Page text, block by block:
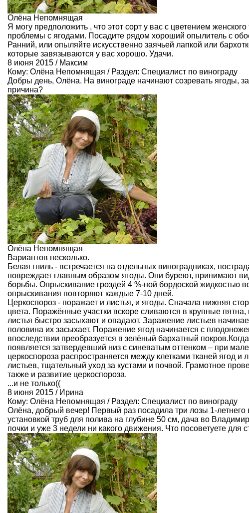
Олёна Непомнящая
Я могу предположить , что этот сорт у вас с цветением
проблемы с ягодами. Посадите рядом хороший опылитель с
Ранний, или опыляйте искусственно заячьей лапкой или
которые завязываются у вас хорошо. Удачи.
8 июня 2015 / Максим
Кому: Олёна Непомнящая / Раздел: Специалист по винограду
Добры день, Олёна. На винограде начинают созревать ягоды,
причина?
Олёна Непомнящая
Вариантов несколько.
Белая гниль - встречается на отдельных виноградниках,
повреждает главным образом ягоды. Они буреют, принимают
борьбы. Опрыскивание гроздей 4 %-ной бордоской жидкостью
опрыскивания повторяют каждые 7-10 дней.
Церкоспороз - поражает и листья, и ягоды. Сначала нижняя
цвета. Поражённые участки вскоре сливаются в крупные
листья быстро засыхают и опадают. Заражение листьев
половина их засыхает. Поражение ягод начинается с
впоследствии преобразуется в зелёный бархатный
появляется затвердевший низ с синеватым оттенком – при
церкоспороза распространяется между клетками тканей ягод
листьев, тщательный уход за кустами и почвой. Грамотное
также и развитие церкоспороза.
...и не только((
8 июня 2015 / Ирина
Кому: Олёна Непомнящая / Раздел: Специалист по винограду
Олёна, добрый вечер! Первый раз посадила три лозы 1-
установкой труб для полива на глубине 50 см, дача во
почки и уже 3 недели ни какого движения. Что посоветуете для